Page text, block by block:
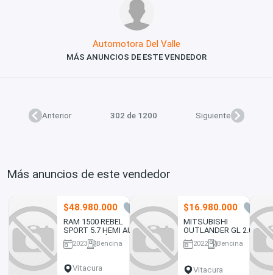
Automotora Del Valle
MÁS ANUNCIOS DE ESTE VENDEDOR
Anterior 302 de 1200 Siguiente
Más anuncios de este vendedor
$48.980.000
1
RAM 1500 REBEL
SPORT 5.7 HEMI AUT.
4X4 2023 SÓLO
16.000 KM.
2023
Bencina
Vitacura
$16.980.000
3
MITSUBISHI
OUTLANDER GL 2.0
CVT 2022 IMPECABLE
2022
Bencina
Vitacura